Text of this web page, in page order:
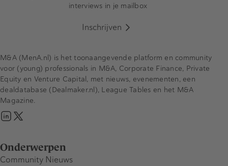
interviews in je mailbox
Inschrijven
Onderwerpen
Community Nieuws
M&A (MenA.nl) is het toonaangevende platform en community
voor (young) professionals in M&A, Corporate Finance, Private
Equity en Venture Capital, met nieuws, evenementen, een
dealdatabase (Dealmaker.nl), League Tables en het M&A
Magazine.